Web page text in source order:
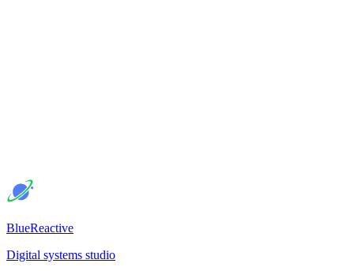
BlueReactive
Digital systems studio